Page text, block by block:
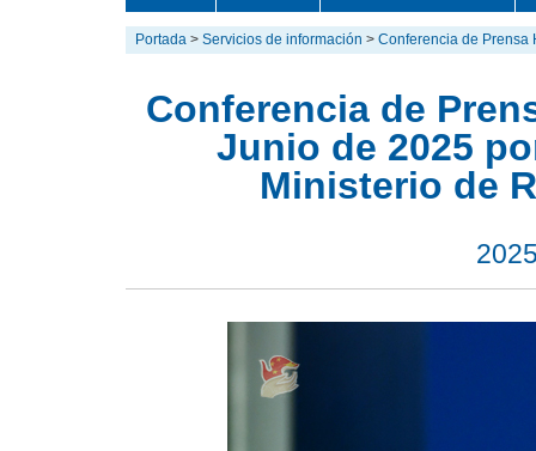
Portada > Servicios de información > Conferencia de Prensa
Conferencia de
Junio de 2025
Ministerio de